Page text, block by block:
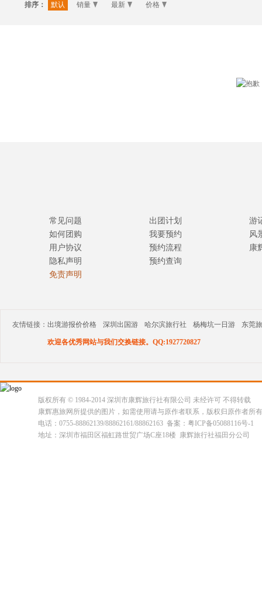
排序：
默认 销量 最新 价格
常见问题
如何团购
用户协议
隐私声明
免责声明
出团计划
我要预约
预约流程
预约查询
游
风
康
友情链接： 出境游报价价格 深圳出国游 哈尔滨旅行社 杨梅坑一日游 东莞
欢迎各优秀网站与我们交换链接。QQ:1927720827
版权所有 © 1984-2014 深圳市康辉旅行社有限公司 未经许可 不得转载
康辉惠旅网所提供的图片，如需使用请与原作者联系，版权归原作者所
电话：0755-88862139/88862161/88862163 备案：粤ICP备05088116号-1
地址：深圳市福田区福虹路世贸广场C座18楼 康辉旅行社福田分公司